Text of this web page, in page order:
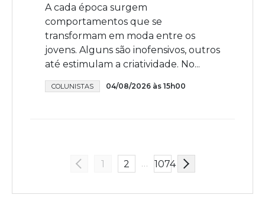
A cada época surgem
comportamentos que se
transformam em moda entre os
jovens. Alguns são inofensivos, outros
até estimulam a criatividade. No...
COLUNISTAS 04/08/2026 às 15h00
1 2 … 1074